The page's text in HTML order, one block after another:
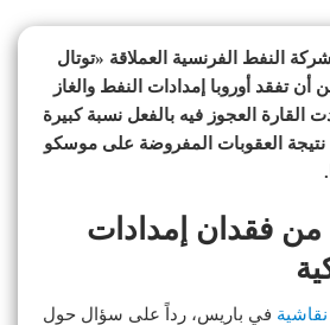
النفط الفرنسية العملاقة «توتال
أن تفقد أوروبا إمدادات النفط والغاز
القارة العجوز فيه بالفعل نسبة كبيرة
نتيجة العقوبات المفروضة على موسكو
من فقدان إمدادات
نقاشية في باريس، رداً على سؤال حول